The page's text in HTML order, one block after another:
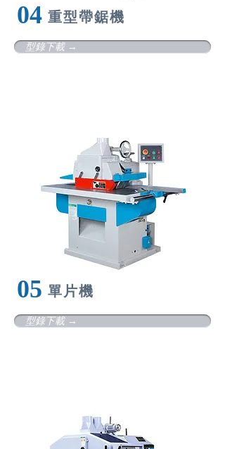
​04 重型帶鋸機
型錄下載 →
05 單片機
型錄下載 →